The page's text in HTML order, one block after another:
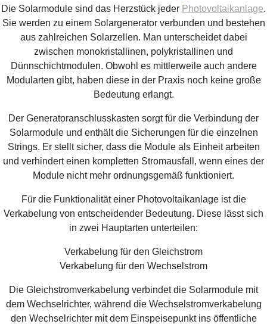
Die Solarmodule sind das Herzstück jeder Photovoltaikanlage.
Sie werden zu einem Solargenerator verbunden und bestehen
aus zahlreichen Solarzellen. Man unterscheidet dabei
zwischen monokristallinen, polykristallinen und
Dünnschichtmodulen. Obwohl es mittlerweile auch andere
Modularten gibt, haben diese in der Praxis noch keine große
Bedeutung erlangt.
Der Generatoranschlusskasten sorgt für die Verbindung der
Solarmodule und enthält die Sicherungen für die einzelnen
Strings. Er stellt sicher, dass die Module als Einheit arbeiten
und verhindert einen kompletten Stromausfall, wenn eines der
Module nicht mehr ordnungsgemäß funktioniert.
Für die Funktionalität einer Photovoltaikanlage ist die
Verkabelung von entscheidender Bedeutung. Diese lässt sich
in zwei Hauptarten unterteilen:
Verkabelung für den Gleichstrom
Verkabelung für den Wechselstrom
Die Gleichstromverkabelung verbindet die Solarmodule mit
dem Wechselrichter, während die Wechselstromverkabelung
den Wechselrichter mit dem Einspeisepunkt ins öffentliche